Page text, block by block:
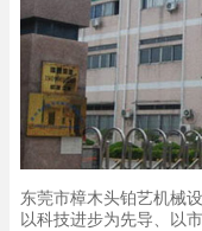
东莞市樟木头铂艺机械
以科技进步为先导、以